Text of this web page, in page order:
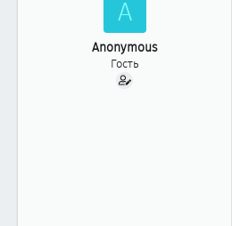
а
A
Anonymous
Гость